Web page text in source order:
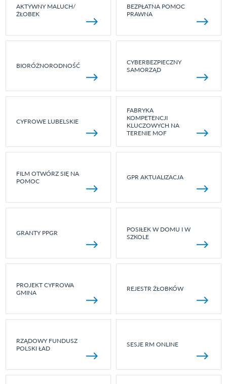
AKTYWNY MALUCH/
ŻŁOBEK
BEZPŁATNA POMOC
PRAWNA
BIORÓŻNORODNOŚĆ
CYBERBEZPIECZNY
SAMORZĄD
CYFROWE LUBELSKIE
FABRYKA
KOMPETENCJI
KLUCZOWYCH NA
TERENIE MOF
FILM OTWÓRZ SIĘ NA
POMOC
GPR AKTUALIZACJA
GRANTY PPGR
POSIŁEK W DOMU I W
SZKOLE
PROJEKT CYFROWA
GMINA
REJESTR ŻŁOBKÓW
RZĄDOWY FUNDUSZ
POLSKI ŁAD
SESJE RM ONLINE